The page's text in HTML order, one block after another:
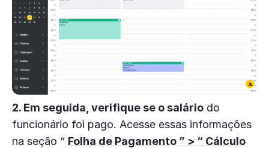
2. Em seguida, verifique se o salário do
funcionário foi pago. Acesse essas informações
na seção “ Folha de Pagamento ” > “ Cálculo